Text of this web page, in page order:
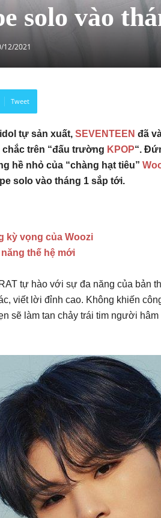
solo vào
12/2021
Tweet
tự sản xuất, SEVENTEEN đã
trên “đấu trường KPOP“.
hề nhỏ của “chàng hạt tiêu”
solo vào tháng 1 sắp tới.
kỳ vọng của Woozi
thế hệ mới
tự hào với sự đa năng của bản
viết lời đỉnh cao. Không khiến
sẽ làm tan chảy trái tim người